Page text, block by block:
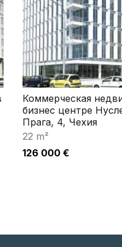
Коммерческая
бизнес центре
Прага, 4, Чехия
22 m²
126 000 €